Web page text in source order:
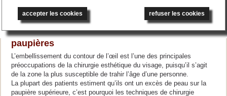
refuser les cookies
accepter les cookies
العربية
русский
Liftind des paupières / Correction des
paupières
L’embellissement du contour de l’œil est l’une des principales
préoccupations de la chirurgie esthétique du visage, puisqu’il s’agit
de la zone la plus susceptible de trahir l’âge d’une personne.
La plupart des patients estiment qu’ils ont un excès de peau sur la
paupière supérieure, c’est pourquoi les techniques de chirurgie